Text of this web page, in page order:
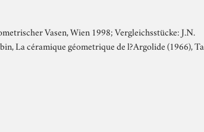
Vasen, Wien 1998; Vergleichsstücke: J.N.
La céramique géometrique de l?Argolide (1966), Ta